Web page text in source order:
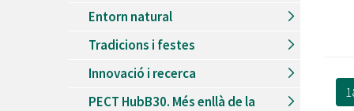
Entorn natural
Tradicions i festes
Innovació i recerca
PECT HubB30. Més enllà de la